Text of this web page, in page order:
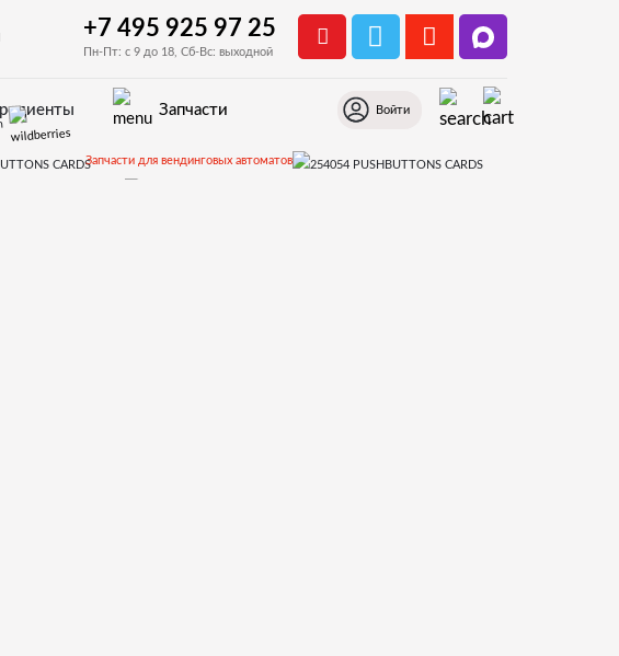
+7 495 925 97 25
Пн-Пт: с 9 до 18, Сб-Вс: выходной
Запчасти Войти
Запчасти для вендинговых автоматов